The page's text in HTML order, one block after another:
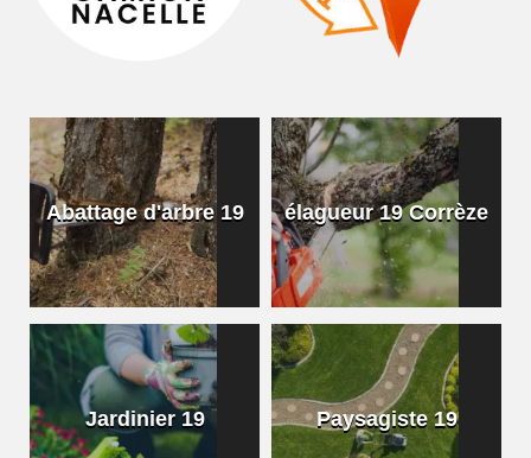
Abattage d'arbre 19 élagueur 19 Corrèze
Jardinier 19 Paysagiste 19